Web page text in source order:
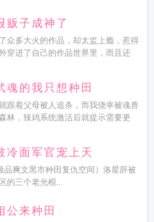
贩子成神了
众多大火的作品，却太监上瘾，惹得
穿进了自己的作品世界里，而且还
魂的我只想种田
跟着父母被人追杀，而我侥幸被魂兽
林，辣鸡系统激活后就提示需要更
冷面军官宠上天
品爽文黑市种田复仇空间）洛星辞被
的三个老光棍...
公来种田